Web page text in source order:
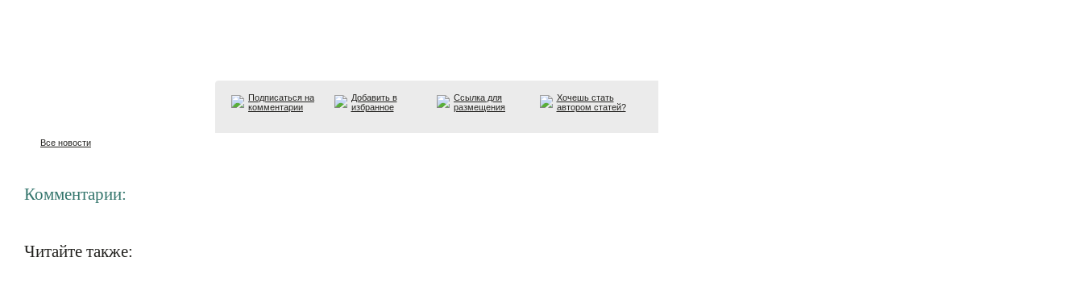
Подписаться на
комментарии
Добавить в
избранное
Ссылка для
размещения
Хочешь стать
автором статей?
Все новости
Комментарии:
Читайте также: